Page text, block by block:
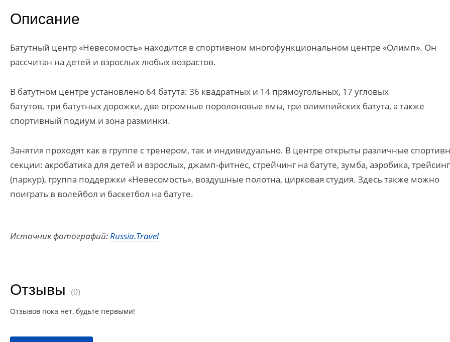
Описание
Батутный центр «Невесомость» находится в спортивном многофункциональном центре «Олимп». Он
рассчитан на детей и взрослых любых возрастов.
В батутном центре установлено 64 батута: 36 квадратных и 14 прямоугольных, 17 угловых
батутов, три батутных дорожки, две огромные поролоновые ямы, три олимпийских батута, а также
спортивный подиум и зона разминки.
Занятия проходят как в группе с тренером, так и индивидуально. В центре открыты различные
секции: акробатика для детей и взрослых, джамп-фитнес, стрейчинг на батуте, зумба, аэробика, трейсинг
(паркур), группа поддержки «Невесомость», воздушные полотна, цирковая студия. Здесь также можно
поиграть в волейбол и баскетбол на батуте.
Источник фотографий:Russia.Travel
Отзывы (0)
Отзывов пока нет, будьте первыми!